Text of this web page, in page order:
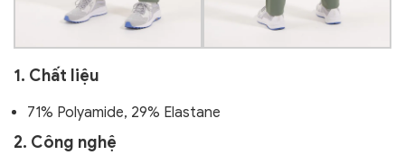
1. Chất liệu
71% Polyamide, 29% Elastane
2. Công nghệ